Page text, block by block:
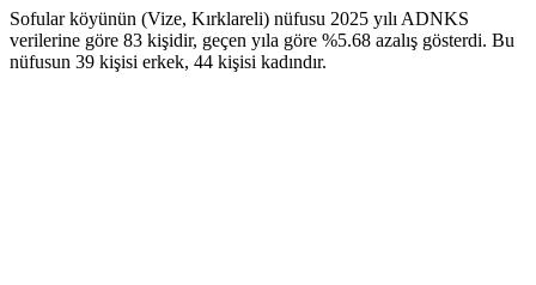
Sofular köyünün (Vize, Kırklareli) nüfusu 2025 yılı ADNKS
verilerine göre 83 kişidir, geçen yıla göre %5.68 azalış gösterdi. Bu
nüfusun 39 kişisi erkek, 44 kişisi kadındır.